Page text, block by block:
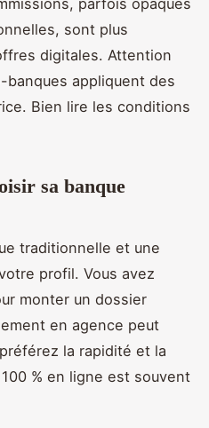
parfois opaques
sont plus
digitales. Attention
appliquent des
Bien lire les conditions
sa banque
traditionnelle et une
profil. Vous avez
monter un dossier
en agence peut
la rapidité et la
% en ligne est souvent